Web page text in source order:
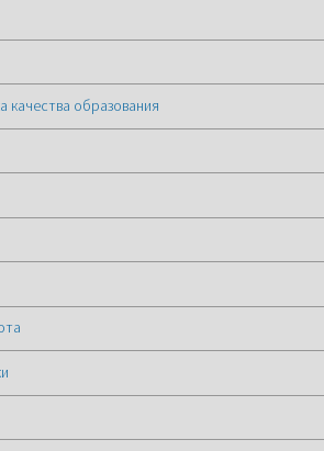
качества образования